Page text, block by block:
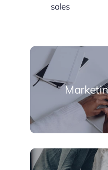
sales